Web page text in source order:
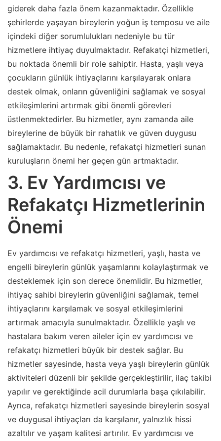
giderek daha fazla önem kazanmaktadır. Özellikle
şehirlerde yaşayan bireylerin yoğun iş temposu ve aile
içindeki diğer sorumlulukları nedeniyle bu tür
hizmetlere ihtiyaç duyulmaktadır. Refakatçi hizmetleri,
bu noktada önemli bir role sahiptir. Hasta, yaşlı veya
çocukların günlük ihtiyaçlarını karşılayarak onlara
destek olmak, onların güvenliğini sağlamak ve sosyal
etkileşimlerini artırmak gibi önemli görevleri
üstlenmektedirler. Bu hizmetler, aynı zamanda aile
bireylerine de büyük bir rahatlık ve güven duygusu
sağlamaktadır. Bu nedenle, refakatçi hizmetleri sunan
kuruluşların önemi her geçen gün artmaktadır.
3. Ev Yardımcısı ve
Refakatçı Hizmetlerinin
Önemi
Ev yardımcısı ve refakatçı hizmetleri, yaşlı, hasta ve
engelli bireylerin günlük yaşamlarını kolaylaştırmak ve
desteklemek için son derece önemlidir. Bu hizmetler,
ihtiyaç sahibi bireylerin güvenliğini sağlamak, temel
ihtiyaçlarını karşılamak ve sosyal etkileşimlerini
artırmak amacıyla sunulmaktadır. Özellikle yaşlı ve
hastalara bakım veren aileler için ev yardımcısı ve
refakatçı hizmetleri büyük bir destek sağlar. Bu
hizmetler sayesinde, hasta veya yaşlı bireylerin günlük
aktiviteleri düzenli bir şekilde gerçekleştirilir, ilaç takibi
yapılır ve gerektiğinde acil durumlarla başa çıkılabilir.
Ayrıca, refakatçı hizmetleri sayesinde bireylerin sosyal
ve duygusal ihtiyaçları da karşılanır, yalnızlık hissi
azaltılır ve yaşam kalitesi artırılır. Ev yardımcısı ve